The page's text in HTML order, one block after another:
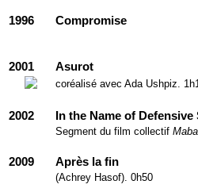
1996 Compromise
2001 Asurot
coréalisé avec Ada Ushpiz.
2002 In the Name of Defensive
Segment du film collectif
2009 Après la fin
(Achrey Hasof). 0h50